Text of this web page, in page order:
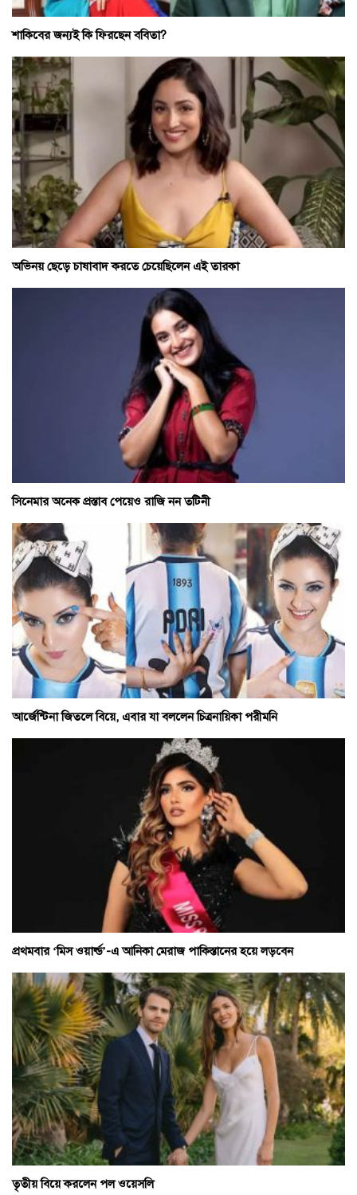
শাকিবের জন্যই কি ফিরছেন ববিতা?
অভিনয় ছেড়ে চাষাবাদ করতে চেয়েছিলেন এই তারকা
সিনেমার অনেক প্রস্তাব পেয়েও রাজি নন তটিনী
আর্জেন্টিনা জিতলে বিয়ে, এবার যা বললেন চিত্রনায়িকা পরীমনি
প্রথমবার ‘মিস ওয়ার্ল্ড’-এ আনিকা মেরাজ পাকিস্তানের হয়ে লড়বেন
তৃতীয় বিয়ে করলেন পল ওয়েসলি